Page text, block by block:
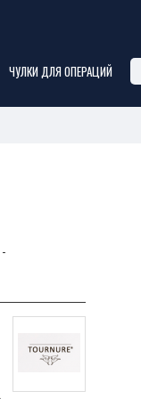
ЧУЛКИ ДЛЯ ОПЕРАЦИЙ
-